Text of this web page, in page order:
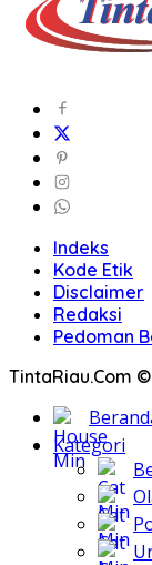
Indeks
Kode Etik
Disclaimer
Redaksi
Pedoman
TintaRiau.Com
Kategori